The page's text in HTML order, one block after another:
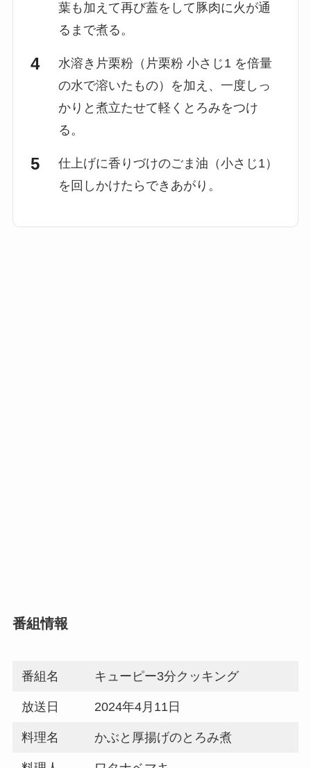
葉も加えて再び蓋をして豚肉に火が通
るまで煮る。
水溶き片栗粉（片栗粉 小さじ1 を倍量
の水で溶いたもの）を加え、一度しっ
かりと煮立たせて軽くとろみをつけ
る。
仕上げに香りづけのごま油（小さじ1）
を回しかけたらできあがり。
番組情報
番組名 キューピー3分クッキング
放送日 2024年4月11日
料理名 かぶと厚揚げのとろみ煮